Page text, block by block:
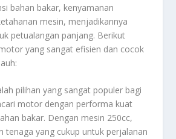
bahan bakar, kenyamanan
mesin, menjadikannya
petualangan panjang. Berikut
yang sangat efisien dan cocok
pilihan yang sangat populer bagi
motor dengan performa kuat
bakar. Dengan mesin 250cc,
tenaga yang cukup untuk perjalanan